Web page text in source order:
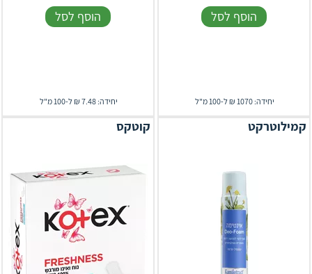
הוסף לסל
יחידה: 1070 ₪ ל-100 מ"ל
הוסף לסל
יחידה: 7.48 ₪ ל-100 מ"ל
קמילוטרקט קוטקס